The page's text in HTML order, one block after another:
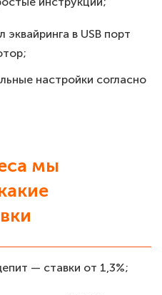
в USB порт
настройки согласно
мы
— ставки от 1,3%;